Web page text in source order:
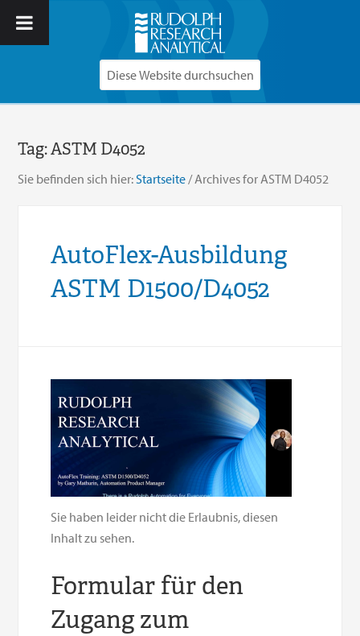
Tag:ASTM D4052
Sie befinden sich hier: Startseite /Archives for ASTM D4052
AutoFlex-Ausbildung
ASTM D1500/D4052
Sie haben leider nicht die Erlaubnis, diesen
Inhalt zu sehen.
Formular für den
Zugang zum